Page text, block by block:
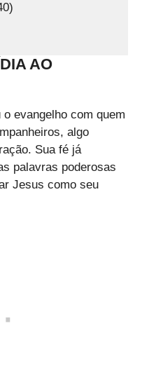
AO
evangelho com quem
algo
Sua fé já
palavras poderosas
Jesus como seu